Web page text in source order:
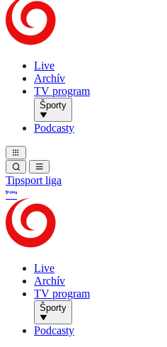
Live
Archív
TV program
Športy
Podcasty
Tipsport liga
Live
Archív
TV program
Športy
Podcasty